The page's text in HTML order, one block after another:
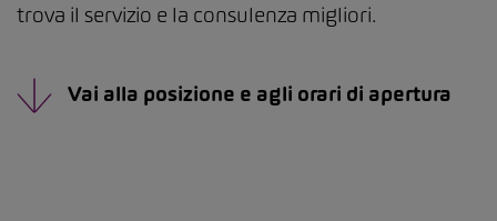
trova il servizio e la consulenza migliori.
Vai alla posizione e agli orari di apertura